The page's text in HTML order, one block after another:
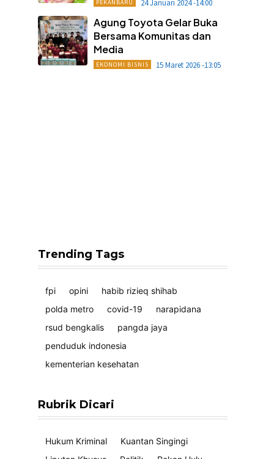
PEKANBARU 24 Januari 2024 -14:00
Agung Toyota Gelar Buka
Bersama Komunitas dan
Media
EKONOMI BISNIS 15 Maret 2026 -13:05
Trending Tags
fpi opini
habib rizieq shihab
polda metro
covid-19
narapidana
rsud bengkalis
pangda jaya
penduduk indonesia
kementerian kesehatan
Rubrik Dicari
Hukum Kriminal
Kuantan Singingi